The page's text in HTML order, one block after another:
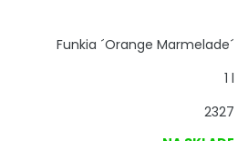
Funkia ´Orange Marmelade´
1 l
2327